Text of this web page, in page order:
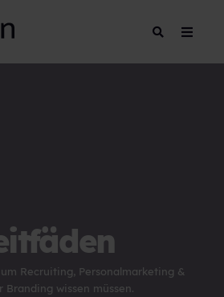
Recruiting, Personalmarketing &
Branding wissen müssen.